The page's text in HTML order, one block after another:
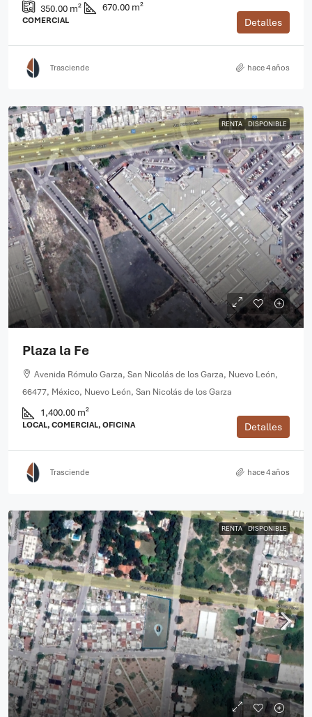
350.00 m² 670.00 m²
COMERCIAL Detalles
Trasciende hace 4 años
RENTA DISPONIBLE
Plaza la Fe
Avenida Rómulo Garza, San Nicolás de los Garza, Nuevo León,
66477, México, Nuevo León, San Nicolás de los Garza
1,400.00 m²
LOCAL, COMERCIAL, OFICINA Detalles
Trasciende hace 4 años
RENTA DISPONIBLE